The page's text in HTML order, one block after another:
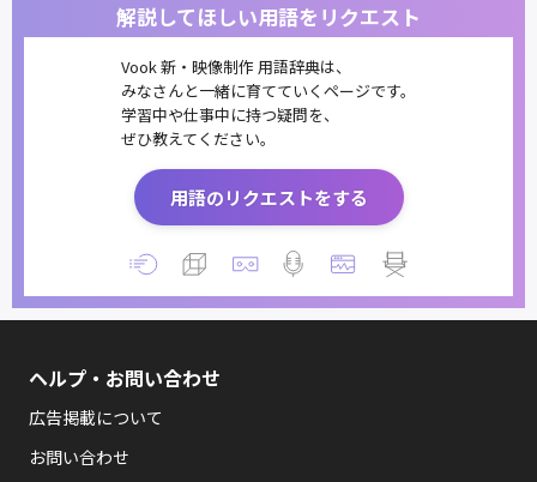
解説してほしい用語をリクエスト
Vook 新・映像制作 用語辞典は、
みなさんと一緒に育てていくページです。
学習中や仕事中に持つ疑問を、
ぜひ教えてください。
用語のリクエストをする
ヘルプ・お問い合わせ
広告掲載について
お問い合わせ